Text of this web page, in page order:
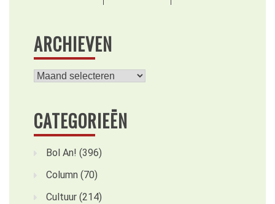
ARCHIEVEN
Archieven
CATEGORIEËN
Bol An! (396)
Column (70)
Cultuur (214)